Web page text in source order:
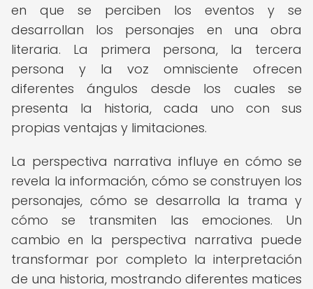
en que se perciben los eventos y se
desarrollan los personajes en una obra
literaria. La primera persona, la tercera
persona y la voz omnisciente ofrecen
diferentes ángulos desde los cuales se
presenta la historia, cada uno con sus
propias ventajas y limitaciones.
La perspectiva narrativa influye en cómo se
revela la información, cómo se construyen los
personajes, cómo se desarrolla la trama y
cómo se transmiten las emociones. Un
cambio en la perspectiva narrativa puede
transformar por completo la interpretación
de una historia, mostrando diferentes matices